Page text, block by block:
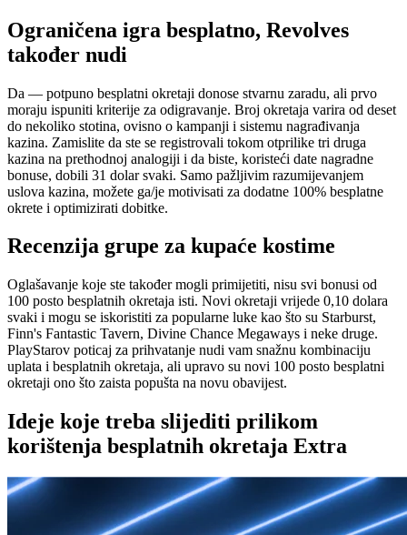
Ograničena igra besplatno, Revolves
također nudi
Da — potpuno besplatni okretaji donose stvarnu zaradu, ali prvo
moraju ispuniti kriterije za odigravanje. Broj okretaja varira od deset
do nekoliko stotina, ovisno o kampanji i sistemu nagrađivanja
kazina. Zamislite da ste se registrovali tokom otprilike tri druga
kazina na prethodnoj analogiji i da biste, koristeći date nagradne
bonuse, dobili 31 dolar svaki. Samo pažljivim razumijevanjem
uslova kazina, možete ga/je motivisati za dodatne 100% besplatne
okrete i optimizirati dobitke.
Recenzija grupe za kupaće kostime
Oglašavanje koje ste također mogli primijetiti, nisu svi bonusi od
100 posto besplatnih okretaja isti. Novi okretaji vrijede 0,10 dolara
svaki i mogu se iskoristiti za popularne luke kao što su Starburst,
Finn's Fantastic Tavern, Divine Chance Megaways i neke druge.
PlayStarov poticaj za prihvatanje nudi vam snažnu kombinaciju
uplata i besplatnih okretaja, ali upravo su novi 100 posto besplatni
okretaji ono što zaista popušta na novu obavijest.
Ideje koje treba slijediti prilikom
korištenja besplatnih okretaja Extra